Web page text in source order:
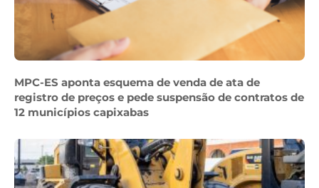
MPC-ES aponta esquema de venda de ata de
registro de preços e pede suspensão de contratos de
12 municípios capixabas